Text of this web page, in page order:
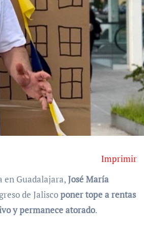
Imprimir
en Guadalajara,José María
de Jaliscoponer tope a rentas
y permanece atorado.